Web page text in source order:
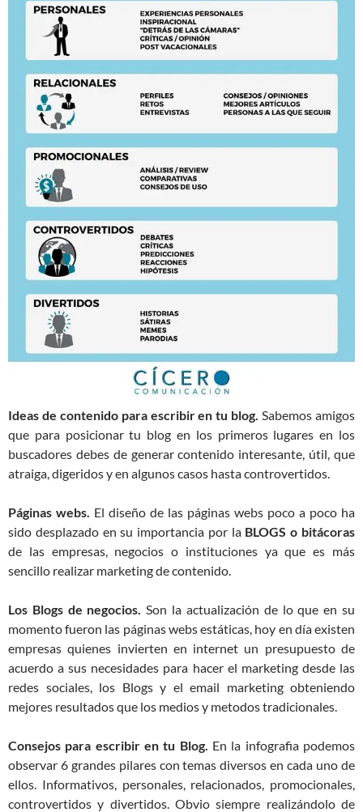
Ideas de contenido para escribir en tu blog. Sabemos amigos
que para posicionar tu blog en los primeros lugares en los
buscadores debes de generar contenido interesante, útil, que
atraiga, digeridos y en algunos casos hasta controvertidos.
Páginas webs. El diseño de las páginas webs poco a poco ha
sido desplazado en su importancia por la BLOGS o bitácoras
de las empresas, negocios o instituciones ya que es más
sencillo realizar marketing de contenido.
Los Blogs de negocios. Son la actualización de lo que en su
momento fueron las páginas webs estáticas, hoy en día existen
empresas quienes invierten en internet un presupuesto de
acuerdo a sus necesidades para hacer el marketing desde las
redes sociales, los Blogs y el email marketing obteniendo
mejores resultados que los medios y metodos tradicionales.
Consejos para escribir en tu Blog. En la infografia podemos
observar 6 grandes pilares con temas diversos en cada uno de
ellos. Informativos, personales, relacionados, promocionales,
controvertidos y divertidos. Obvio siempre realizándolo de